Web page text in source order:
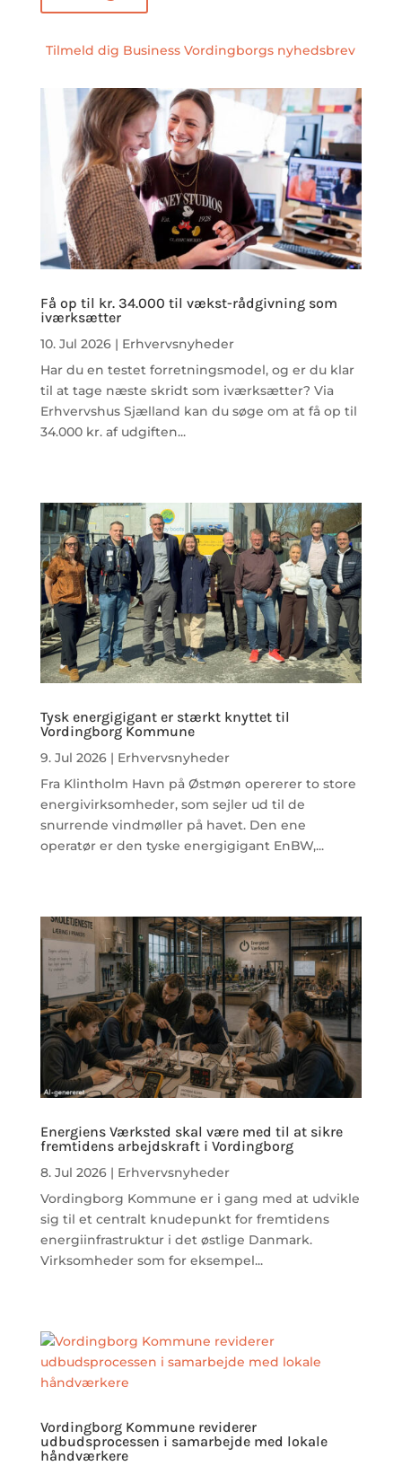
Tilmeld dig Business Vordingborgs nyhedsbrev
Få op til kr. 34.000 til vækst-rådgivning som
iværksætter
10. Jul 2026| Erhvervsnyheder
Har du en testet forretningsmodel, og er du klar
til at tage næste skridt som iværksætter? Via
Erhvervshus Sjælland kan du søge om at få op til
34.000 kr. af udgiften...
Tysk energigigant er stærkt knyttet til
Vordingborg Kommune
9. Jul 2026| Erhvervsnyheder
Fra Klintholm Havn på Østmøn opererer to store
energivirksomheder, som sejler ud til de
snurrende vindmøller på havet. Den ene
operatør er den tyske energigigant EnBW,...
Energiens Værksted skal være med til at sikre
fremtidens arbejdskraft i Vordingborg
8. Jul 2026| Erhvervsnyheder
Vordingborg Kommune er i gang med at udvikle
sig til et centralt knudepunkt for fremtidens
energiinfrastruktur i det østlige Danmark.
Virksomheder som for eksempel...
Vordingborg Kommune reviderer
udbudsprocessen i samarbejde med lokale
håndværkere